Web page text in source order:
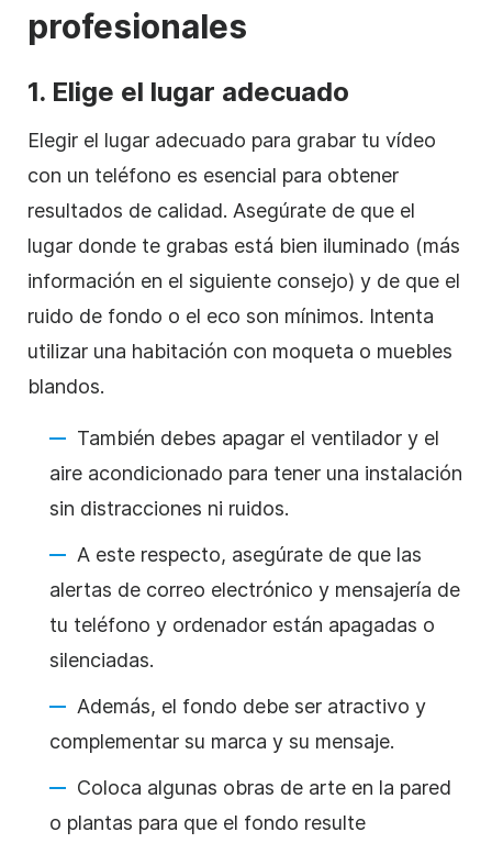
profesionales
1. Elige el lugar adecuado
Elegir el lugar adecuado para grabar tu vídeo
con un teléfono es esencial para obtener
resultados de calidad. Asegúrate de que el
lugar donde te grabas está bien iluminado (más
información en el siguiente consejo) y de que el
ruido de fondo o el eco son mínimos. Intenta
utilizar una habitación con moqueta o muebles
blandos.
También debes apagar el ventilador y el
aire acondicionado para tener una instalación
sin distracciones ni ruidos.
A este respecto, asegúrate de que las
alertas de correo electrónico y mensajería de
tu teléfono y ordenador están apagadas o
silenciadas.
Además, el fondo debe ser atractivo y
complementar su marca y su mensaje.
Coloca algunas obras de arte en la pared
o plantas para que el fondo resulte